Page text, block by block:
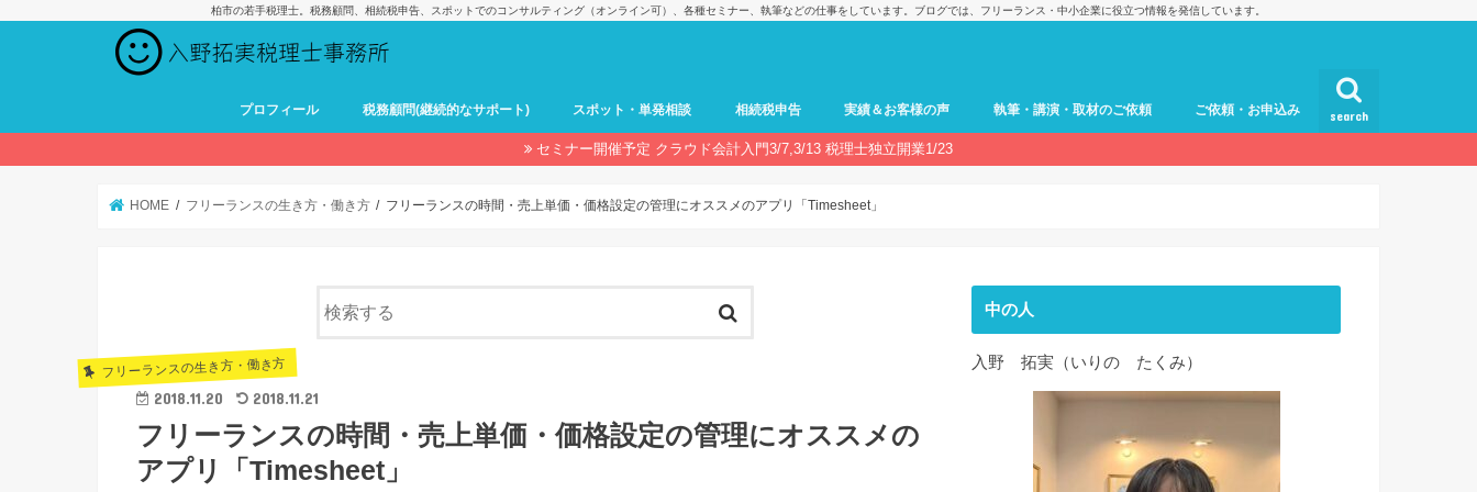
柏市の若手税理士。税務顧問、相続税申告、スポットでのコンサルティング（オンライン可）、各種セミナー、執筆などの仕事をしています。ブログでは、フリーランス・中小企業に役立つ情報を発信しています。
search
プロフィール 税務顧問(継続的なサポート) スポット・単発相談 相続税申告 実績＆お客様の声 執筆・講演・取材のご依頼 ご依頼・お申込み
セミナー開催予定 クラウド会計入門3/7,3/13 税理士独立開業1/23
HOME フリーランスの生き方・働き方 フリーランスの時間・売上単価・価格設定の管理にオススメのアプリ「Timesheet」
フリーランスの生き方・働き方
2018.11.20 2018.11.21
フリーランスの時間・売上単価・価格設定の管理にオススメの
アプリ「Timesheet」
中の人
入野 拓実（いりの たくみ）